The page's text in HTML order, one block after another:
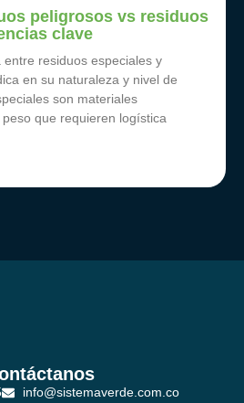
peligrosos vs residuos
clave
residuos especiales y
en su naturaleza y nivel de
son materiales
que requieren logística
info@sistemaverde.com.co